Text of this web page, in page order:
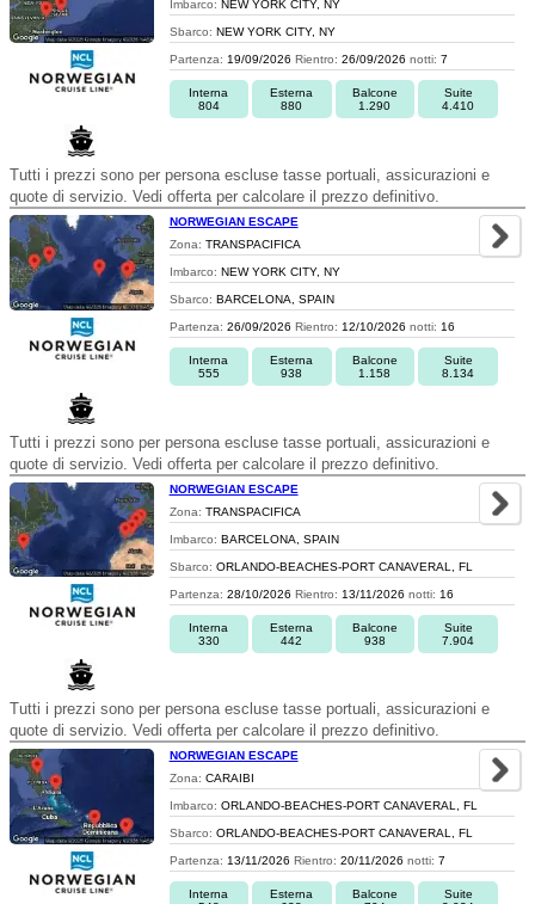
Imbarco: NEW YORK CITY, NY
Sbarco: NEW YORK CITY, NY
Partenza: 19/09/2026 Rientro: 26/09/2026 notti: 7
Interna
804
Esterna
880
Balcone
1.290
Suite
4.410
Tutti i prezzi sono per persona escluse tasse portuali, assicurazioni e
quote di servizio. Vedi offerta per calcolare il prezzo definitivo.
NORWEGIAN ESCAPE
Zona: TRANSPACIFICA
Imbarco: NEW YORK CITY, NY
Sbarco: BARCELONA, SPAIN
Partenza: 26/09/2026 Rientro: 12/10/2026 notti: 16
Interna
555
Esterna
938
Balcone
1.158
Suite
8.134
Tutti i prezzi sono per persona escluse tasse portuali, assicurazioni e
quote di servizio. Vedi offerta per calcolare il prezzo definitivo.
NORWEGIAN ESCAPE
Zona: TRANSPACIFICA
Imbarco: BARCELONA, SPAIN
Sbarco: ORLANDO-BEACHES-PORT CANAVERAL, FL
Partenza: 28/10/2026 Rientro: 13/11/2026 notti: 16
Interna
330
Esterna
442
Balcone
938
Suite
7.904
Tutti i prezzi sono per persona escluse tasse portuali, assicurazioni e
quote di servizio. Vedi offerta per calcolare il prezzo definitivo.
NORWEGIAN ESCAPE
Zona: CARAIBI
Imbarco: ORLANDO-BEACHES-PORT CANAVERAL, FL
Sbarco: ORLANDO-BEACHES-PORT CANAVERAL, FL
Partenza: 13/11/2026 Rientro: 20/11/2026 notti: 7
Interna
Esterna
Balcone
Suite